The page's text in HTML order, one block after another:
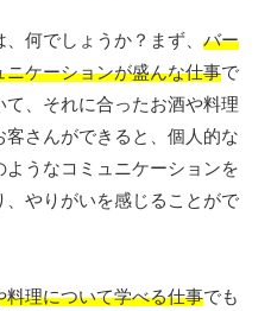
、何でしょうか？まず、 バー
ケーションが盛んな仕事で
、それに合ったお酒や料理
さんができると、個人的な
うなコミュニケーションを
やりがいを感じることがで
理について学べる仕事でも